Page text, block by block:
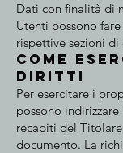
Dati con finalità di
Utenti possono
rispettive sezioni
Come
diritti
Per esercitare i
possono
recapiti del
documento. La